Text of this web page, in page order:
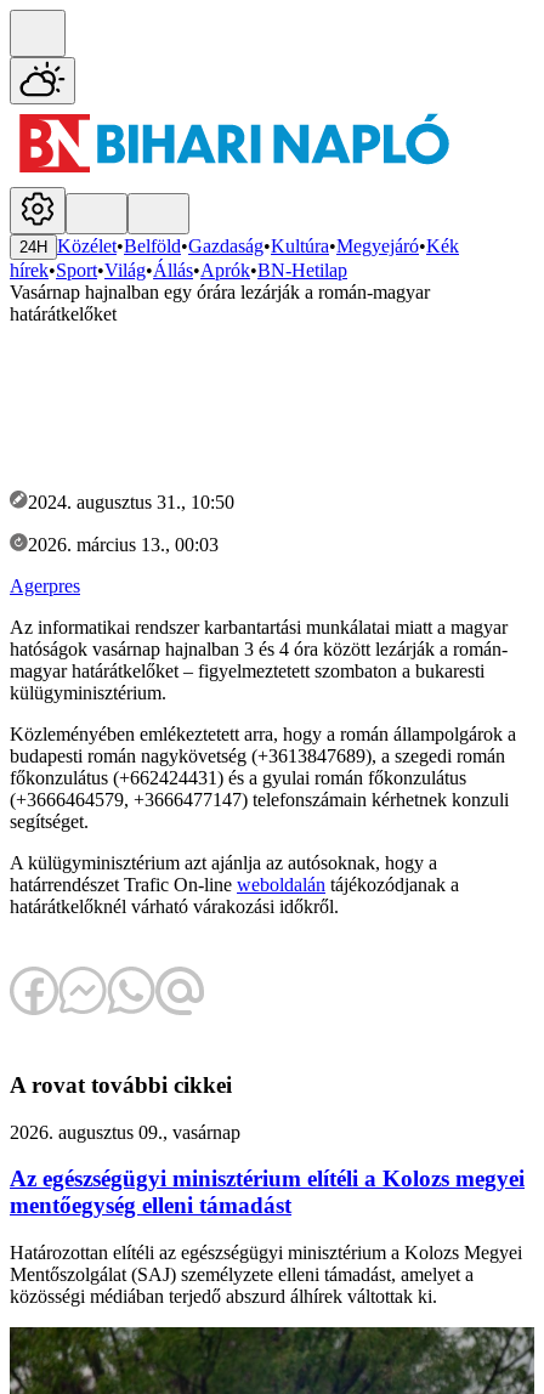
24H Közélet•Belföld•Gazdaság•Kultúra•Megyejáró•Kék
hírek•Sport•Világ•Állás•Aprók•BN-Hetilap
Vasárnap hajnalban egy órára lezárják a román-magyar
határátkelőket
2024. augusztus 31., 10:50
2026. március 13., 00:03
Agerpres
Az informatikai rendszer karbantartási munkálatai miatt a magyar
hatóságok vasárnap hajnalban 3 és 4 óra között lezárják a román-
magyar határátkelőket – figyelmeztetett szombaton a bukaresti
külügyminisztérium.
Közleményében emlékeztetett arra, hogy a román állampolgárok a
budapesti román nagykövetség (+3613847689), a szegedi román
főkonzulátus (+662424431) és a gyulai román főkonzulátus
(+3666464579, +3666477147) telefonszámain kérhetnek konzuli
segítséget.
A külügyminisztérium azt ajánlja az autósoknak, hogy a
határrendészet Trafic On-line weboldalán tájékozódjanak a
határátkelőknél várható várakozási időkről.
A rovat további cikkei
2026. augusztus 09., vasárnap
Az egészségügyi minisztérium elítéli a Kolozs megyei
mentőegység elleni támadást
Határozottan elítéli az egészségügyi minisztérium a Kolozs Megyei
Mentőszolgálat (SAJ) személyzete elleni támadást, amelyet a
közösségi médiában terjedő abszurd álhírek váltottak ki.